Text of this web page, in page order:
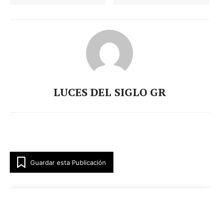
LUCES DEL SIGLO GR
Guardar esta Publicación